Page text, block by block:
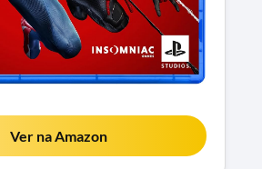
Ver na Amazon